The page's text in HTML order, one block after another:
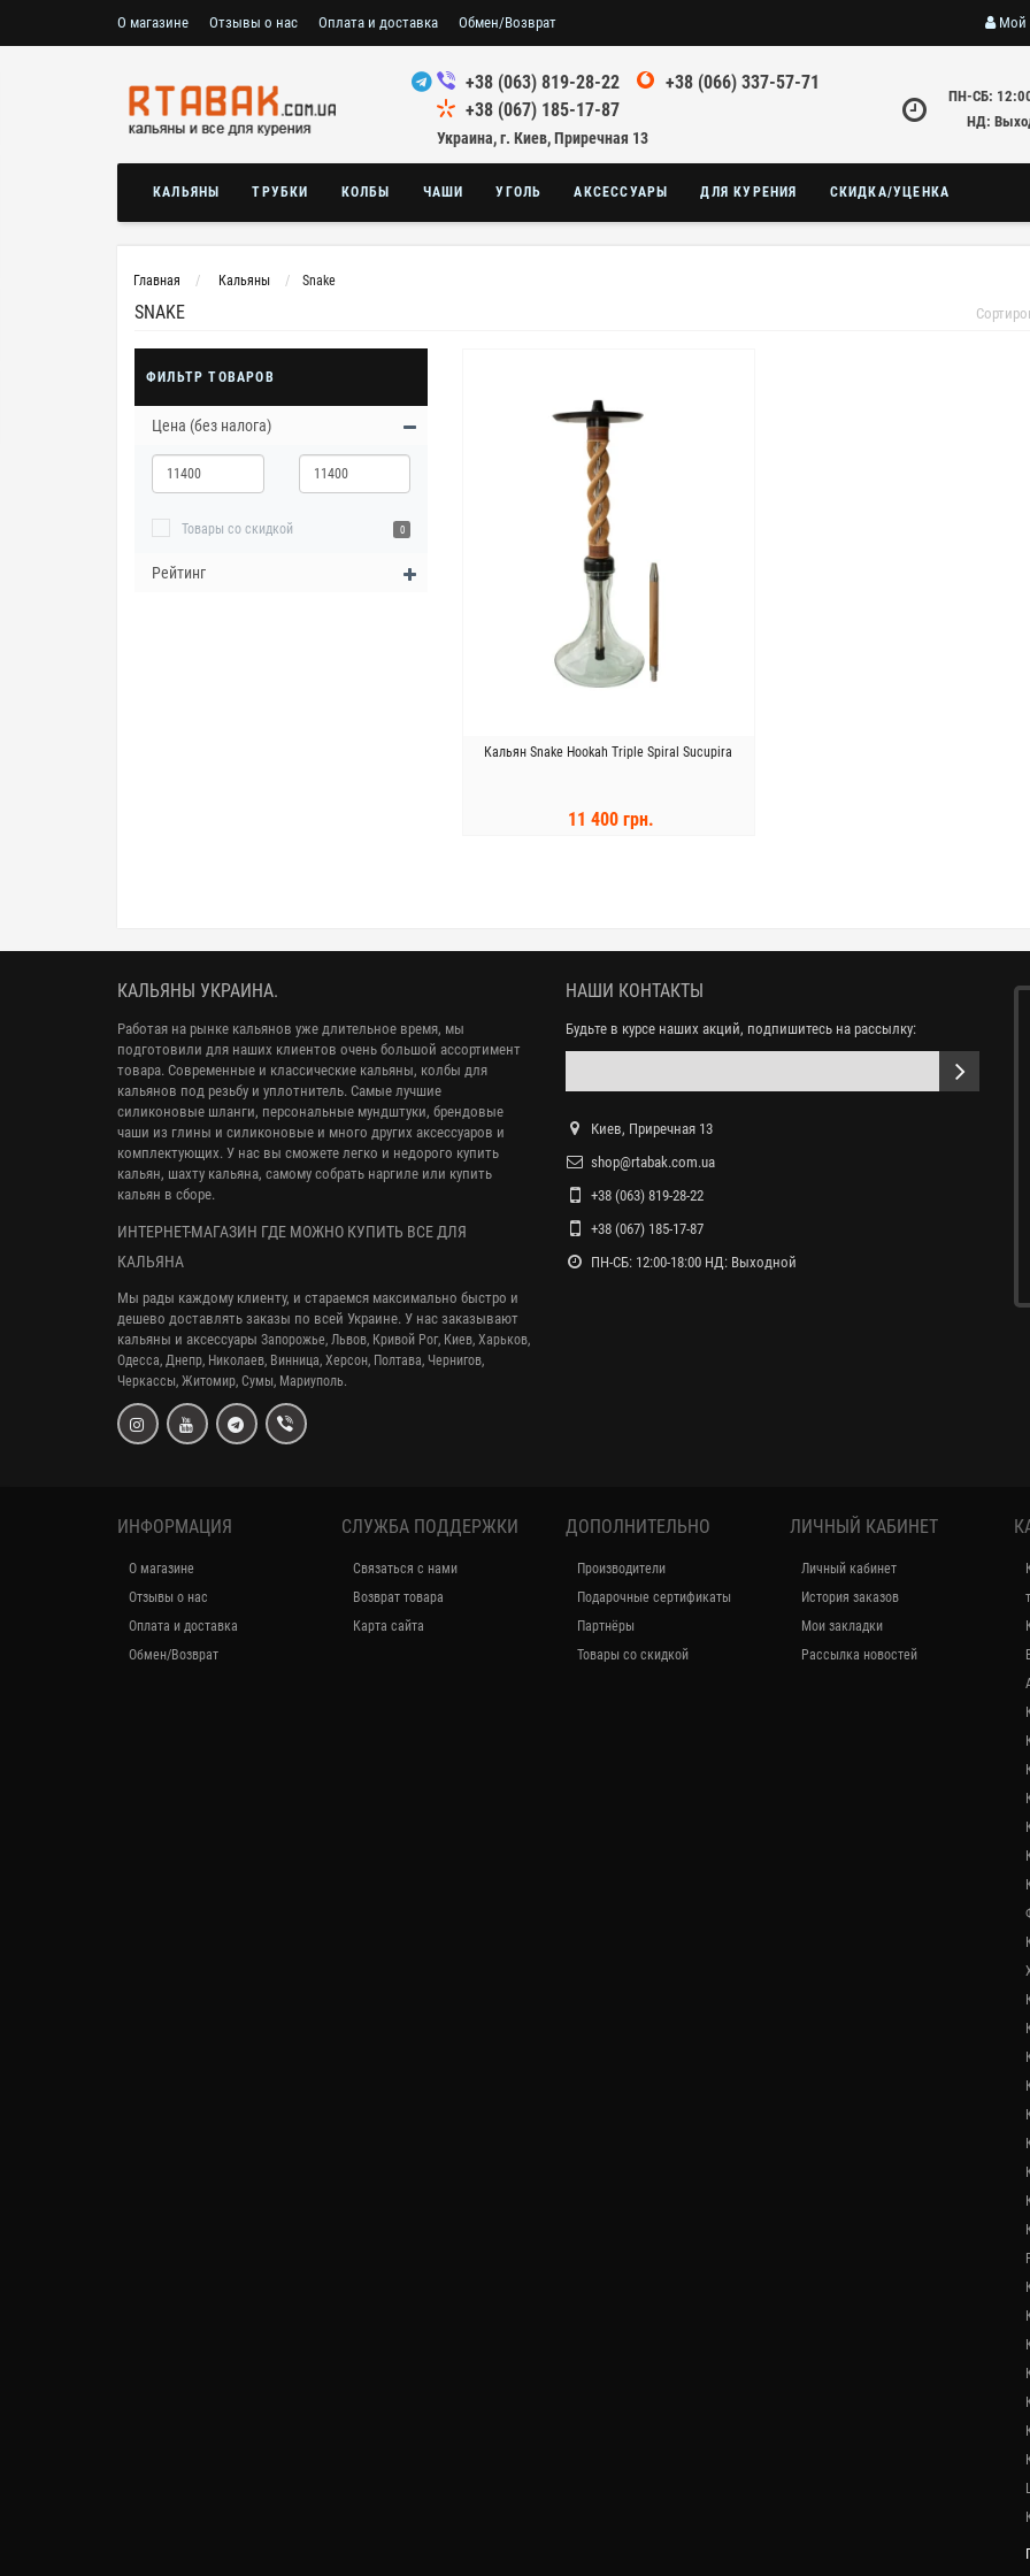
О магазине Отзывы о нас Оплата и доставка Обмен/Возврат Мой
+38 (063) 819-28-22
+38 (066) 337-57-71
+38 (067) 185-17-87
Украина, г. Киев, Приречная 13
ПН-СБ:
НД:
КАЛЬЯНЫ ТРУБКИ КОЛБЫ ЧАШИ УГОЛЬ АКСЕССУАРЫ ДЛЯ КУРЕНИЯ СКИДКА/УЦЕНКА
Главная Кальяны Snake
SNAKE
ФИЛЬТР ТОВАРОВ
Цена (без налога)
Товары со скидкой 0
Рейтинг
Кальян Snake Hookah Triple Spiral Sucupira
11 400 грн.
КАЛЬЯНЫ УКРАИНА.
Работая на рынке кальянов уже длительное время, мы
подготовили для наших клиентов очень большой ассортимент
товара. Современные и классические кальяны, колбы для
кальянов под резьбу и уплотнитель. Самые лучшие
силиконовые шланги, персональные мундштуки, брендовые
чаши из глины и силиконовые и много других аксессуаров и
комплектующих. У нас вы сможете легко и недорого купить
кальян, шахту кальяна, самому собрать наргиле или купить
кальян в сборе.
ИНТЕРНЕТ-МАГАЗИН ГДЕ МОЖНО КУПИТЬ ВСЕ ДЛЯ
КАЛЬЯНА
Мы рады каждому клиенту, и стараемся максимально быстро и
дешево доставлять заказы по всей Украине. У нас заказывают
кальяны и аксессуары Запорожье, Львов, Кривой Рог, Киев, Харьков,
Одесса, Днепр, Николаев, Винница, Херсон, Полтава, Чернигов,
Черкассы, Житомир, Сумы, Мариуполь.
НАШИ КОНТАКТЫ
Будьте в курсе наших акций, подпишитесь на рассылку:
Киев, Приречная 13
shop@rtabak.com.ua
+38 (063) 819-28-22
+38 (067) 185-17-87
ПН-СБ: 12:00-18:00 НД: Выходной
ИНФОРМАЦИЯ
О магазине
Отзывы о нас
Оплата и доставка
Обмен/Возврат
СЛУЖБА ПОДДЕРЖКИ
Связаться с нами
Возврат товара
Карта сайта
ДОПОЛНИТЕЛЬНО
Производители
Подарочные сертификаты
Партнёры
Товары со скидкой
ЛИЧНЫЙ КАБИНЕТ
Личный кабинет
История заказов
Мои закладки
Рассылка новостей